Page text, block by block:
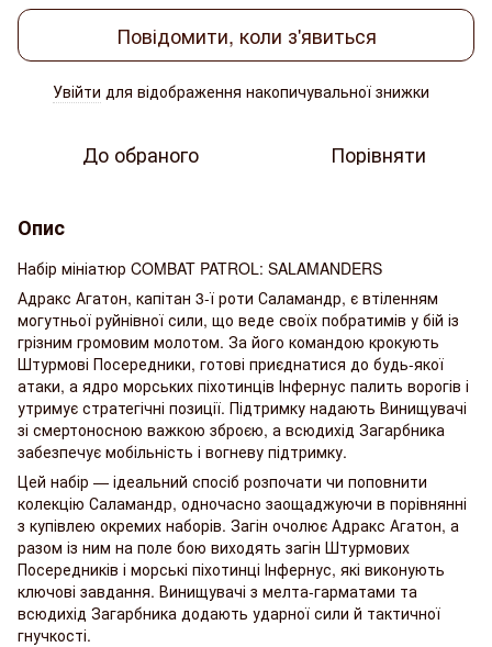
Повідомити, коли з'явиться
Увійти для відображення накопичувальної знижки
До обраного Порівняти
Опис
Набір мініатюр COMBAT PATROL: SALAMANDERS
Адракс Агатон, капітан 3-ї роти Саламандр, є втіленням
могутньої руйнівної сили, що веде своїх побратимів у бій із
грізним громовим молотом. За його командою крокують
Штурмові Посередники, готові приєднатися до будь-якої
атаки, а ядро морських піхотинців Інфернус палить ворогів і
утримує стратегічні позиції. Підтримку надають Винищувачі
зі смертоносною важкою зброєю, а всюдихід Загарбника
забезпечує мобільність і вогневу підтримку.
Цей набір — ідеальний спосіб розпочати чи поповнити
колекцію Саламандр, одночасно заощаджуючи в порівнянні
з купівлею окремих наборів. Загін очолює Адракс Агатон, а
разом із ним на поле бою виходять загін Штурмових
Посередників і морські піхотинці Інфернус, які виконують
ключові завдання. Винищувачі з мелта-гарматами та
всюдихід Загарбника додають ударної сили й тактичної
гнучкості.